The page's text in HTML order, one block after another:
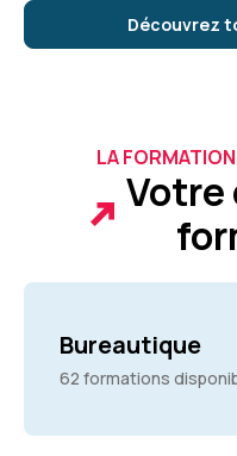
Découvrez
LA
Votre
Bureautique
62 formations